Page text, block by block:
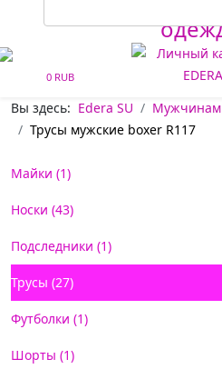
0 RUB
Вы здесь: Edera SU Мужчинам
Трусы мужские boxer R117
Майки (1)
Носки (43)
Подследники (1)
Трусы (27)
Футболки (1)
Шорты (1)